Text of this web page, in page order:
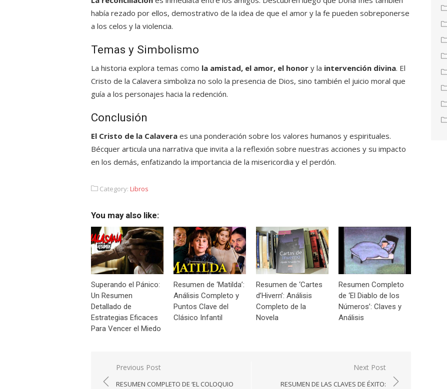
había rezado por ellos, demostrativo de la idea de que el amor y la fe pueden sobreponerse
a los celos y la violencia.
Temas y Simbolismo
La historia explora temas como la amistad, el amor, el honor y la intervención divina. El
Cristo de la Calavera simboliza no solo la presencia de Dios, sino también el juicio moral que
guía a los personajes hacia la redención.
Conclusión
El Cristo de la Calavera es una ponderación sobre los valores humanos y espirituales.
Bécquer articula una narrativa que invita a la reflexión sobre nuestras acciones y su impacto
en los demás, enfatizando la importancia de la misericordia y el perdón.
Category: Libros
You may also like:
Superando el Pánico:
Un Resumen
Detallado de
Estrategias Eficaces
Para Vencer el Miedo
Resumen de ‘Matilda’:
Análisis Completo y
Puntos Clave del
Clásico Infantil
Resumen de ‘Cartes
d’Hivern’: Análisis
Completo de la
Novela
Resumen Completo
de ‘El Diablo de los
Números’: Claves y
Análisis
Navegación
de
Previous Post
RESUMEN COMPLETO DE ‘EL COLOQUIO
Next Post
RESUMEN DE LAS CLAVES DE ÉXITO: